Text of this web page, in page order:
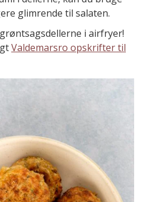
glimrende til salaten.
i airfryer!
Valdemarsro opskrifter til